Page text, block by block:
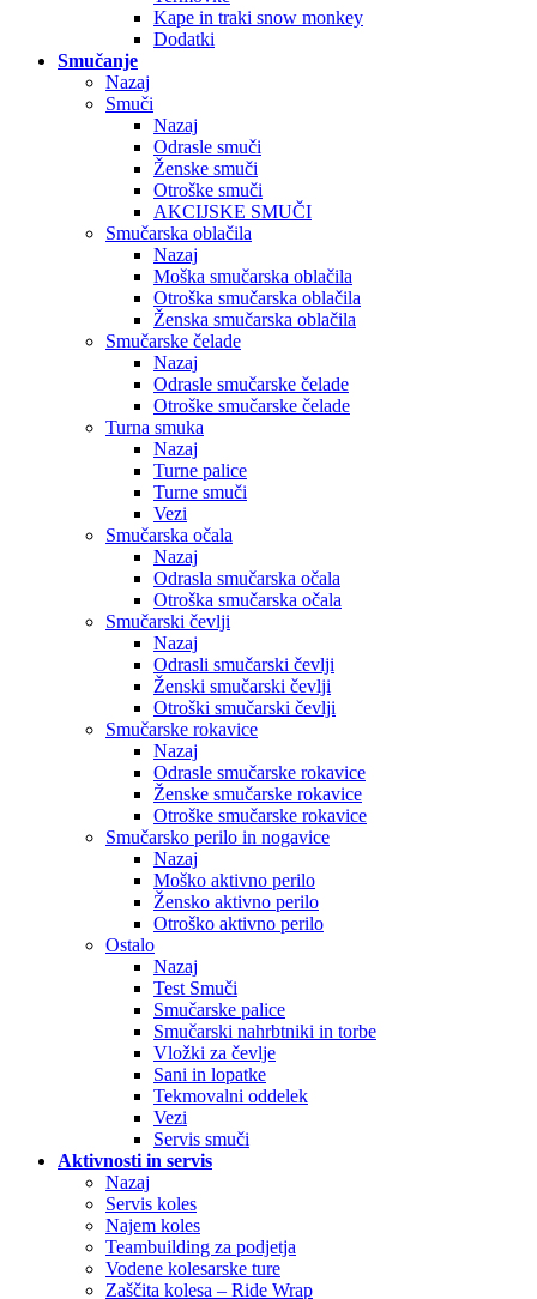
Kape in traki snow monkey
Dodatki
Smučanje
Nazaj
Smuči
Nazaj
Odrasle smuči
Ženske smuči
Otroške smuči
AKCIJSKE SMUČI
Smučarska oblačila
Nazaj
Moška smučarska oblačila
Otroška smučarska oblačila
Ženska smučarska oblačila
Smučarske čelade
Nazaj
Odrasle smučarske čelade
Otroške smučarske čelade
Turna smuka
Nazaj
Turne palice
Turne smuči
Vezi
Smučarska očala
Nazaj
Odrasla smučarska očala
Otroška smučarska očala
Smučarski čevlji
Nazaj
Odrasli smučarski čevlji
Ženski smučarski čevlji
Otroški smučarski čevlji
Smučarske rokavice
Nazaj
Odrasle smučarske rokavice
Ženske smučarske rokavice
Otroške smučarske rokavice
Smučarsko perilo in nogavice
Nazaj
Moško aktivno perilo
Žensko aktivno perilo
Otroško aktivno perilo
Ostalo
Nazaj
Test Smuči
Smučarske palice
Smučarski nahrbtniki in torbe
Vložki za čevlje
Sani in lopatke
Tekmovalni oddelek
Vezi
Servis smuči
Aktivnosti in servis
Nazaj
Servis koles
Najem koles
Teambuilding za podjetja
Vodene kolesarske ture
Zaščita kolesa – Ride Wrap